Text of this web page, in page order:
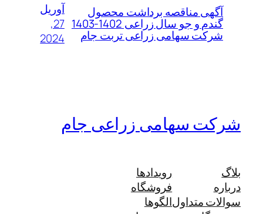
آگهی مناقصه برداشت محصول
گندم و جو سال زراعی 1402-1403
شرکت سهامی زراعی تربت جام
آوریل
27,
2024
شرکت سهامی زراعی جام
بلاگ
درباره
سوالات متداول
رویدادها
فروشگاه
الگوها